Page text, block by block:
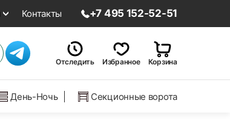
Контакты +7 495 152-52-51
Отследить Избранное Корзина
День-Ночь Секционные ворота